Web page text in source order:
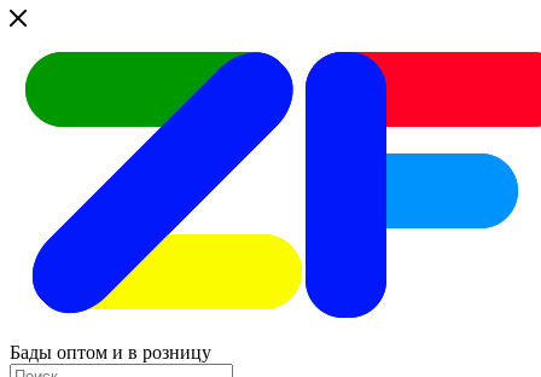
Бады оптом и в розницу